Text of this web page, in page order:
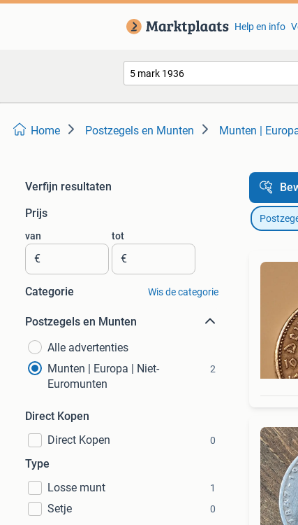
Help en info
Home Postzegels en Munten Munten |
Verfijn resultaten
Prijs
van
€
tot
€
Categorie Wis de categorie
Postzegels en Munten
Alle advertenties
Munten | Europa | Niet-
Euromunten
2
Direct Kopen
Direct Kopen
0
Type
Losse munt
1
Setje 0